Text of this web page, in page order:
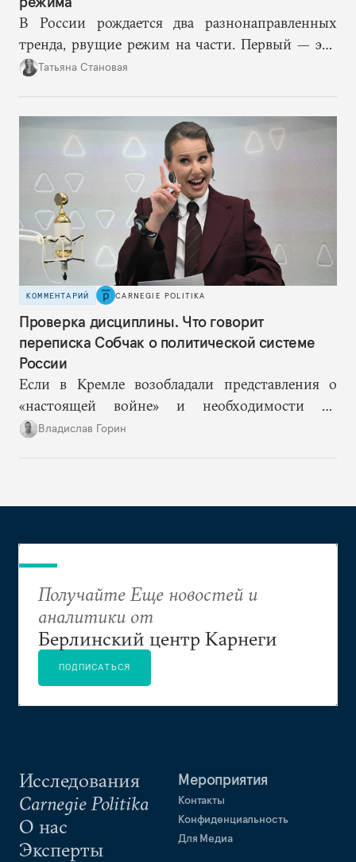
В России рождается два разнонаправленных
тренда, рвущие режим на части. Первый — это
путинская логика войны, где эскалация влечет за
возможностей, на компетентность в принятии
решений и адекватное целеполагание.
Татьяна Становая
КОММЕНТАРИЙ CARNEGIE POLITIKA
Проверка дисциплины. Что говорит
переписка Собчак о политической системе
России
Если в Кремле возобладали представления о
«настоящей войне» и необходимости не
допустить «раскола в обществе», то Ксения
Владислав Горин
Исследования
Carnegie Politika
О нас
Эксперты
Мероприятия
Контакты
Конфиденциальность
Для Медиа
Получайте Еще новостей и
аналитики от
Берлинский центр Карнеги
ПОДПИСАТЬСЯ